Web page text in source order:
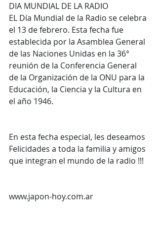
DIA MUNDIAL DE LA RADIO
EL Día Mundial de la Radio se celebra
el 13 de febrero. Esta fecha fue
establecida por la Asamblea General
de las Naciones Unidas en la 36°
reunión de la Conferencia General
de la Organización de la ONU para la
Educación, la Ciencia y la Cultura en
el año 1946.
En esta fecha especial, les deseamos
Felicidades a toda la familia y amigos
que integran el mundo de la radio !!!
www.japon-hoy.com.ar